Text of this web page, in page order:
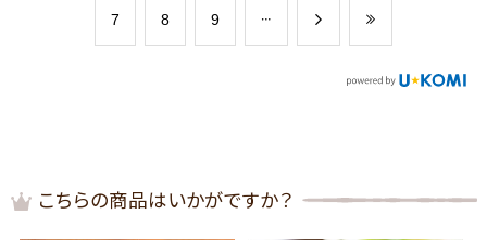
​7 ​8 ​9
こちらの商品はいかがですか？